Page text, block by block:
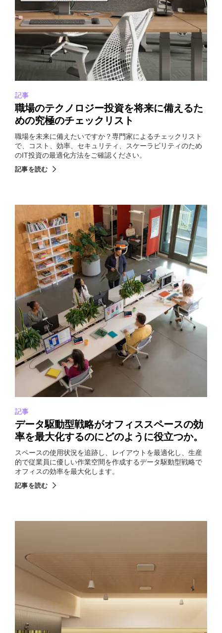
記事
職場のテクノロジー投資を将来に備えるた
めの究極のチェックリスト
職場を未来に備えたいですか？専門家によるチェックリスト
で、コスト、効率、セキュリティ、スケーラビリティのため
のIT投資の最適化方法をご確認ください。
記事を読む
記事
データ駆動型戦略がオフィススペースの効
率を最大化するのにどのように役立つか。
スペースの使用状況を追跡し、レイアウトを最適化し、生産
的で従業員に優しい作業空間を作成するデータ駆動型戦略で
オフィスの効率を最大化します。
記事を読む